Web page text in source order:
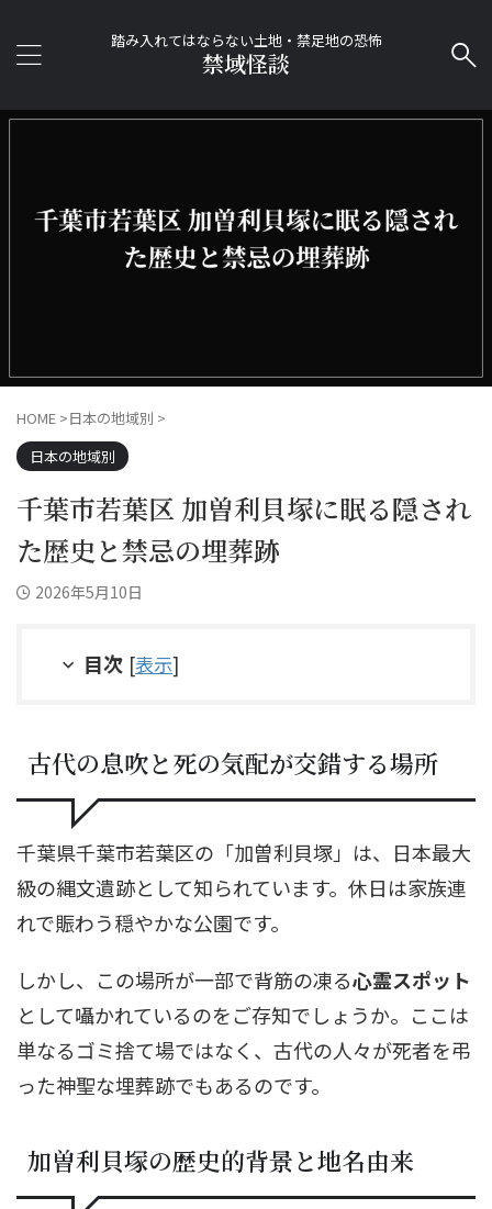
踏み入れてはならない土地・禁足地の恐怖
禁域怪談
HOME >日本の地域別 >
日本の地域別
千葉市若葉区 加曽利貝塚に眠る隠され
た歴史と禁忌の埋葬跡
2026年5月10日
目次 [表示]
古代の息吹と死の気配が交錯する場所
千葉県千葉市若葉区の「加曽利貝塚」は、日本最大
級の縄文遺跡として知られています。休日は家族連
れで賑わう穏やかな公園です。
しかし、この場所が一部で背筋の凍る心霊スポット
として囁かれているのをご存知でしょうか。ここは
単なるゴミ捨て場ではなく、古代の人々が死者を弔
った神聖な埋葬跡でもあるのです。
加曽利貝塚の歴史的背景と地名由来